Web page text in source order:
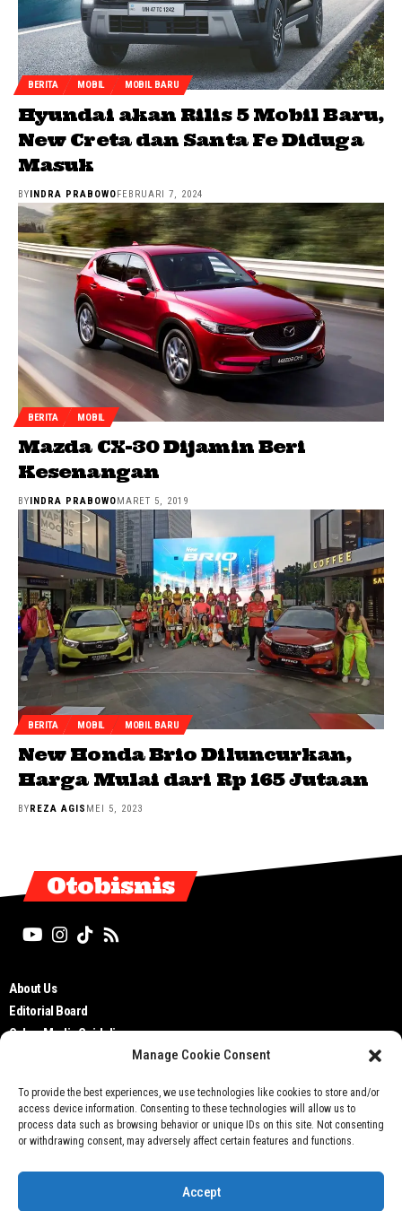
Manage Cookie Consent
To provide the best experiences, we use technologies like cookies to store and/or
access device information. Consenting to these technologies will allow us to
process data such as browsing behavior or unique IDs on this site. Not consenting
or withdrawing consent, may adversely affect certain features and functions.
Accept
BERITA MOBIL MOBIL BARU
Hyundai akan Rilis 5 Mobil Baru,
New Creta dan Santa Fe Diduga
Masuk
BYINDRA PRABOWOFEBRUARI 7, 2024
BERITA MOBIL
Mazda CX-30 Dijamin Beri
Kesenangan
BY INDRA PRABOWO MARET 5, 2019
BERITA MOBIL MOBIL BARU
New Honda Brio Diluncurkan,
Harga Mulai dari Rp 165 Jutaan
BY REZA AGIS MEI 5, 2023
Otobisnis
About Us
Editorial Board
Cyber Media Guidelines
Privacy Policy
Contact Us